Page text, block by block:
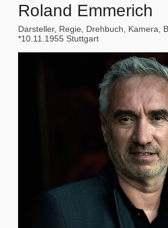
Roland Emmerich
Darsteller, Regie, Drehbuch, Kamera,
10.11.1955 Stuttgart